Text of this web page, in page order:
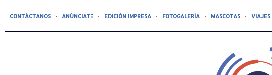
CONTÁCTANOS ANÚNCIATE EDICIÓN IMPRESA FOTOGALERÍA MASCOTAS VIAJES